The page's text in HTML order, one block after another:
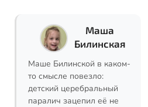
Маша
Билинская
Маше Билинской в каком-
то смысле повезло:
детский церебральный
паралич зацепил её не